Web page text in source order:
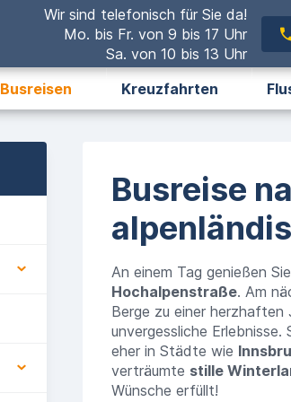
Wir sind telefonisch für Sie da!
Mo. bis Fr. von 9 bis 17 Uhr
Sa. von 10 bis 13 Uhr
Busreisen Kreuzfahrten
Busreise
An einem Tag genießen
Hochalpenstraße. Am
Berge zu einer herzhaften
unvergessliche Erlebnisse.
eher in Städte wie
verträumte stille
Wünsche erfüllt!